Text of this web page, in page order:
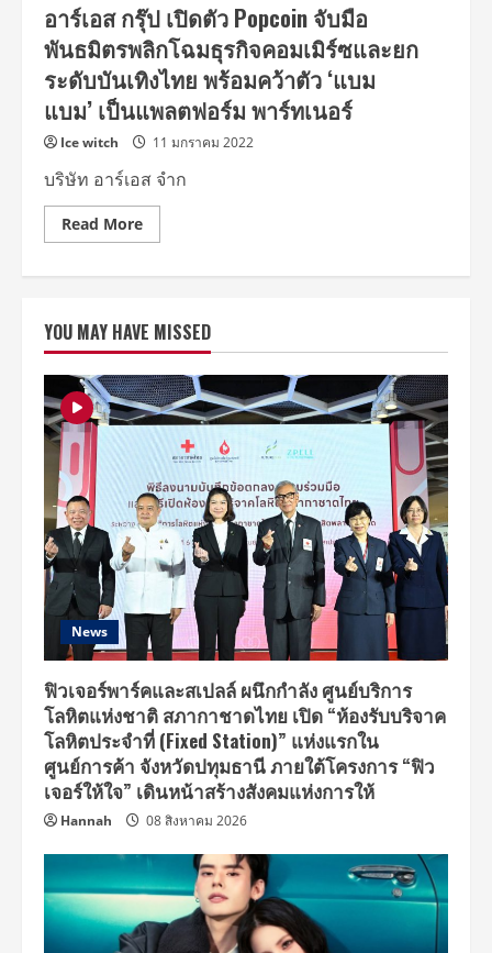
เมิร์ซ
และ
ยก
ระดับ
บันเทิง
ไทย
อาร์เอส กรุ๊ป เปิดตัว Popcoin จับมือ
พันธมิตรพลิกโฉมธุรกิจคอมเมิร์ซและยก
ระดับบันเทิงไทย พร้อมคว้าตัว ‘แบม
แบม’ เป็นแพลตฟอร์ม พาร์ทเนอร์
Ice witch 11 มกราคม 2022
บริษัท อาร์เอส จำก
Read MoreRead
more
ตัว Popcoin
จับ
มือ
พันธมิตร
พลิก
โฉม
ธุรกิจ
คอม
เมิร์ซ
และ
ยก
ระดับ
บันเทิง
ไทย
พร้อม
คว้า
ตัว ‘แบม
แบม’ เป็น
แพลตฟอร์ม
พาร์
ท
เนอ
YOU MAY HAVE MISSED
News
ฟิวเจอร์พาร์คและสเปลล์ ผนึกกำลัง ศูนย์บริการ
โลหิตแห่งชาติ สภากาชาดไทย เปิด “ห้องรับบริจาค
โลหิตประจำที่ (Fixed Station)” แห่งแรกใน
ศูนย์การค้า จังหวัดปทุมธานี ภายใต้โครงการ “ฟิว
เจอร์ให้ใจ” เดินหน้าสร้างสังคมแห่งการให้
Hannah 08 สิงหาคม 2026